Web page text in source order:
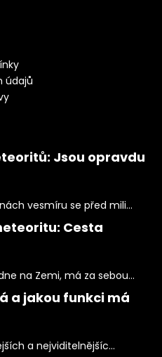
údajů
Jsou opravdu
vesmíru se před mili...
Cesta
na Zemi, má za sebou...
a jakou funkci má
a nejviditelnějšíc...